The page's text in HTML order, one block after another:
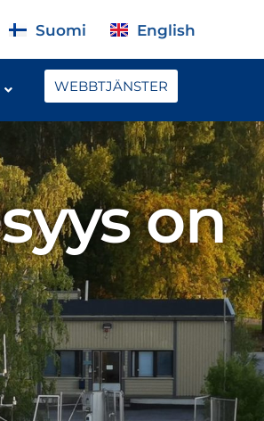
Suomi English
WEBBTJÄNSTER
on